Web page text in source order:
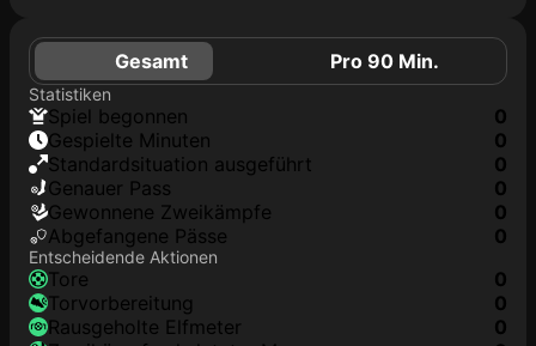
Gesamt Pro 90 Min.
Statistiken
Spiel begonnen
0
Gespielte Minuten
0
Standardsituation ausgeführt
0
genauer Pass
0
Gewonnene Zweikämpfe
0
Abgefangene Pässe
0
Entscheidende Aktionen
Tore
0
Torvorbereitung
0
rausgeholte Elfmeter
0